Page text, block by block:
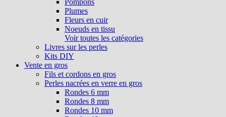
Pompons
Plumes
Fleurs en cuir
Noeuds en tissu
Voir toutes les catégories
Livres sur les perles
Kits DIY
Vente en gros
Fils et cordons en gros
Perles nacrées en verre en gros
Rondes 6 mm
Rondes 8 mm
Rondes 10 mm